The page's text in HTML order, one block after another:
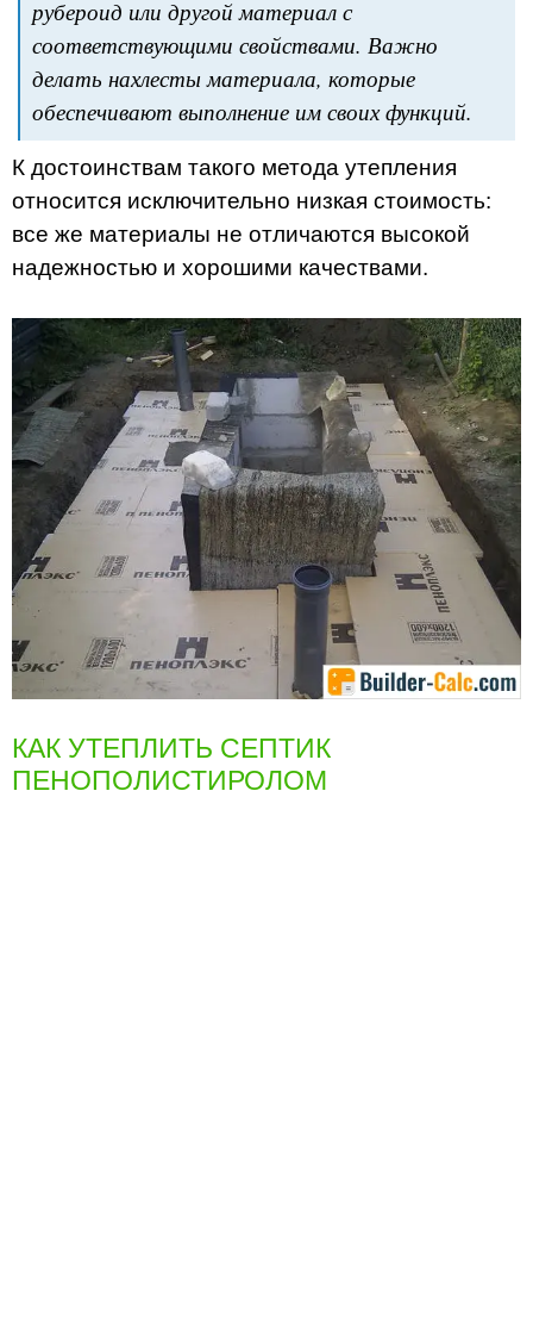
рубероид или другой материал с
соответствующими свойствами. Важно
делать нахлесты материала, которые
обеспечивают выполнение им своих функций.
К достоинствам такого метода утепления
относится исключительно низкая стоимость:
все же материалы не отличаются высокой
надежностью и хорошими качествами.
КАК УТЕПЛИТЬ СЕПТИК
ПЕНОПОЛИСТИРОЛОМ